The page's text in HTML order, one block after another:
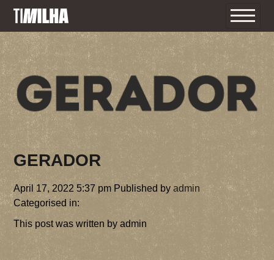
INÍCIO
O TI MILHA
O FESTIVAL
INFORMAÇÕES ÚTEIS
F.A.Q 2026
PROGRAMA
BILHETES
GERADOR
April 17, 2022 5:37 pm Published byadmin
Categorised in:
This post was written by admin